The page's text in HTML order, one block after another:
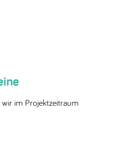
im Projektzeitraum